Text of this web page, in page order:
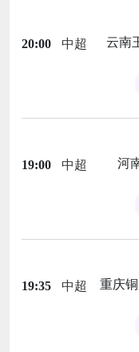
20:00 中超 云南
19:00 中超 河
19:35 中超 重庆